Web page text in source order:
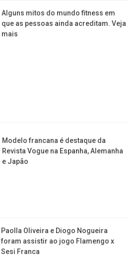
Alguns mitos do mundo fitness em
que as pessoas ainda acreditam. Veja
mais
Modelo francana é destaque da
Revista Vogue na Espanha, Alemanha
e Japão
Paolla Oliveira e Diogo Nogueira
foram assistir ao jogo Flamengo x
Sesi Franca